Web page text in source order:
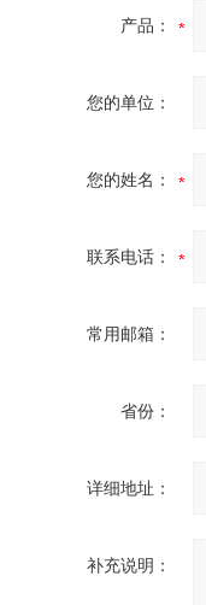
产品：
您的单位：
您的姓名：
联系电话：
常用邮箱：
省份：
详细地址：
补充说明：